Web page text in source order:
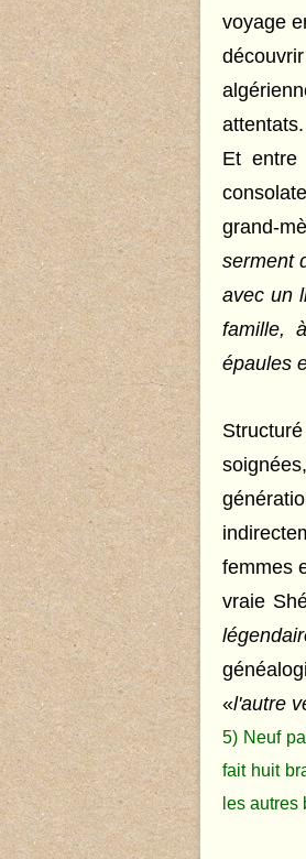
voyage
attentats.
Et entre
grand-
serment
avec un
famille,
épaules
soignées
femmes
vraie
«l'autre
5) Neuf
faithuit
les